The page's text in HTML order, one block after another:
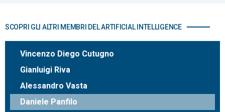
SCOPRI GLI ALTRI MEMBRI DEL ARTIFICIAL INTELLIGENCE
Vincenzo Diego Cutugno
Gianluigi Riva
Alessandro Vasta
Daniele Panfilo